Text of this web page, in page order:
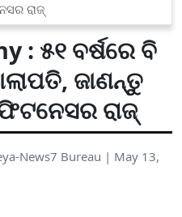
ରାଜ୍
: ୫୧ ବର୍ଷରେ ବି
ଜାଣନ୍ତୁ
ରାଜ୍
News7 Bureau | May 13,